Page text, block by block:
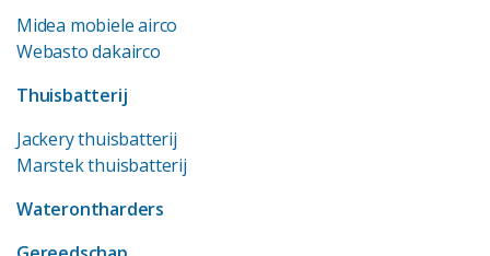
Midea mobiele airco
Webasto dakairco
Thuisbatterij
Jackery thuisbatterij
Marstek thuisbatterij
Waterontharders